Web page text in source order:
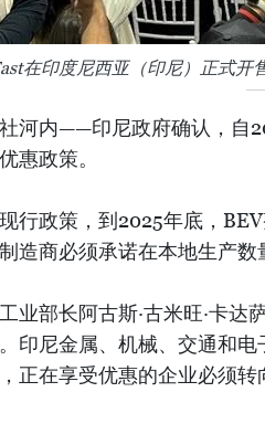
在印度尼西亚（印尼）正式
河内——印尼政府确认，自
惠政策。
行政策，到2025年底，
造商必须承诺在本地生产数
业部长阿古斯·古米旺·卡
印尼金属、机械、交通和
正在享受优惠的企业必须转